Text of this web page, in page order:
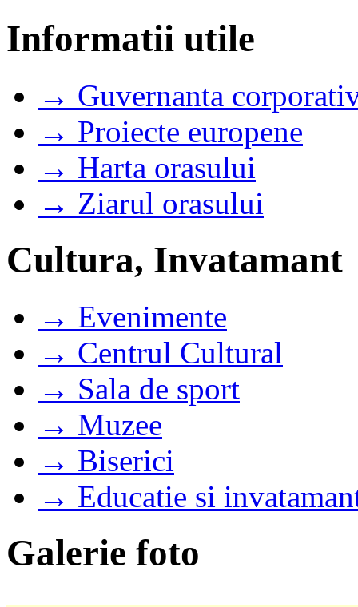
Informatii utile
→ Guvernanta
→ Proiecte europene
→ Harta orasului
→ Ziarul orasului
Cultura, Invatamant
→ Evenimente
→ Centrul Cultural
→ Sala de sport
→ Muzee
→ Biserici
→ Educatie si
Galerie foto